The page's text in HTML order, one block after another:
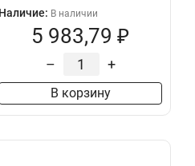
Наличие: В наличии
5 983,79 ₽
– +
В корзину